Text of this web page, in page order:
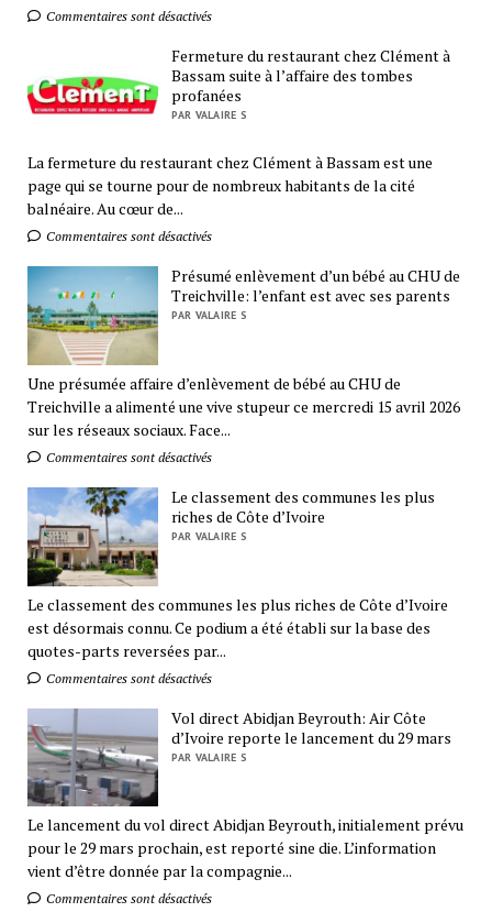
Commentaires sont désactivés
Fermeture du restaurant chez Clément à
Bassam suite à l’affaire des tombes
profanées
PAR VALAIRE S
La fermeture du restaurant chez Clément à Bassam est une
page qui se tourne pour de nombreux habitants de la cité
balnéaire. Au cœur de...
Commentaires sont désactivés
Présumé enlèvement d’un bébé au CHU de
Treichville: l’enfant est avec ses parents
PAR VALAIRE S
Une présumée affaire d’enlèvement de bébé au CHU de
Treichville a alimenté une vive stupeur ce mercredi 15 avril 2026
sur les réseaux sociaux. Face...
Commentaires sont désactivés
Le classement des communes les plus
riches de Côte d’Ivoire
PAR VALAIRE S
Le classement des communes les plus riches de Côte d’Ivoire
est désormais connu. Ce podium a été établi sur la base des
quotes-parts reversées par...
Commentaires sont désactivés
Vol direct Abidjan Beyrouth: Air Côte
d’Ivoire reporte le lancement du 29 mars
PAR VALAIRE S
Le lancement du vol direct Abidjan Beyrouth, initialement prévu
pour le 29 mars prochain, est reporté sine die. L’information
vient d’être donnée par la compagnie...
Commentaires sont désactivés